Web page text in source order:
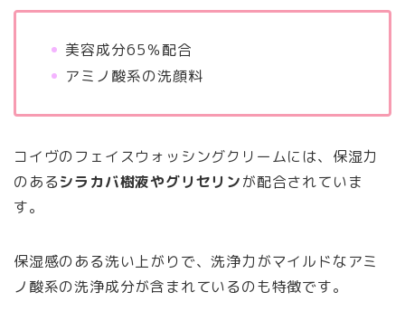
美容成分65％配合
アミノ酸系の洗顔料
コイヴのフェイスウォッシングクリームには、保湿力
のあるシラカバ樹液やグリセリンが配合されていま
す。
保湿感のある洗い上がりで、洗浄力がマイルドなアミ
ノ酸系の洗浄成分が含まれているのも特徴です。